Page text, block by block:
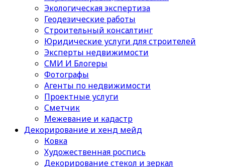
Экологическая экспертиза
Геодезические работы
Строительный консалтинг
Юридические услуги для строителей
Эксперты недвижимости
СМИ И Блогеры
Фотографы
Агенты по недвижимости
Проектные услуги
Сметчик
Межевание и кадастр
Декорирование и хенд мейд
Ковка
Художественная роспись
Декорирование стекол и зеркал